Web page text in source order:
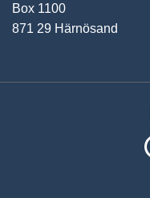
Box 1100
871 29 Härnösand